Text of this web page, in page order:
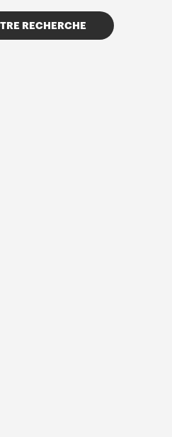
RECHERCHE